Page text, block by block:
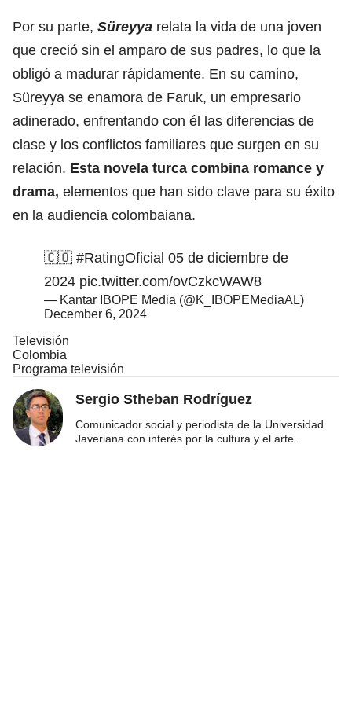
Por su parte, Süreyya relata la vida de una joven
que creció sin el amparo de sus padres, lo que la
obligó a madurar rápidamente. En su camino,
Süreyya se enamora de Faruk, un empresario
adinerado, enfrentando con él las diferencias de
clase y los conflictos familiares que surgen en su
relación. Esta novela turca combina romance y
drama, elementos que han sido clave para su éxito
en la audiencia colombaiana.
🇨🇴 #RatingOficial 05 de diciembre de
2024 pic.twitter.com/ovCzkcWAW8
— Kantar IBOPE Media (@K_IBOPEMediaAL)
December 6, 2024
Televisión
Colombia
Programa televisión
Sergio Stheban Rodríguez
Comunicador social y periodista de la Universidad
Javeriana con interés por la cultura y el arte.